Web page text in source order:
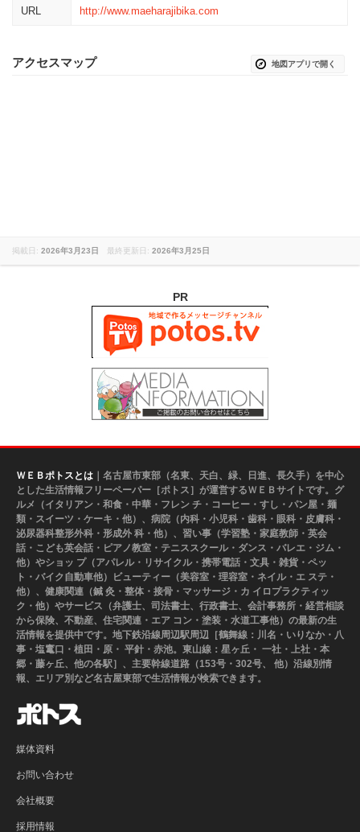
URL http://www.maeharajibika.com
アクセスマップ 地図アプリで開く
掲載日: 2026年3月23日 最終更新日: 2026年3月25日
PR
ＷＥＢポトスとは ｜名古屋市東部（名東、天白、緑、日進、長久手）を中心
とした生活情報フリーペーパー［ポトス］が運営するＷＥＢサイトです。グ
ルメ（イタリアン・和食・中華・フレン チ・コーヒー・すし・パン屋・麺
類・スイーツ・ケーキ・他）、病院（内科・小児科・歯科・眼科・皮膚科・
泌尿器科整形外科・形成外 科・他）、習い事（学習塾・家庭教師・英会
話・こども英会話・ピアノ教室・テニススクール・ダンス・バレエ・ジム・
他）やショッ プ（アパレル・リサイクル・携帯電話・文具・雑貨・ペッ
ト・バイク自動車他）ビューティー（美容室・理容室・ネイル・エ ステ・
他）、健康関連（鍼 灸・整体・接骨・マッサージ・カ イロプラクティッ
ク・他）やサービス（弁護士、司法書士、行政書士、会計事務所・経営相談
から保険、不動産、住宅関連・エア コン・塗装・水道工事他）の最新の生
活情報を提供中です。地下鉄沿線周辺駅周辺［鶴舞線：川名・いりなか・八
事・塩竃口・植田・原・ 平針・赤池。東山線：星ヶ丘・ 一社・上社・本
郷・藤ヶ丘、他の各駅］、主要幹線道路（153号・302号、 他）沿線別情
報、エリア別など名古屋東部で生活情報が検索できます。
媒体資料
お問い合わせ
会社概要
採用情報